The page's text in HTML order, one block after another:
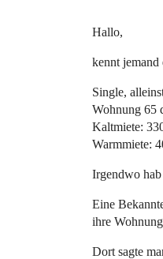
Hallo,
kennt
Single,
Wohnung 65
Kaltmiete:
Warmmiete:
Irgendwo
Eine
ihre
Dort sagte